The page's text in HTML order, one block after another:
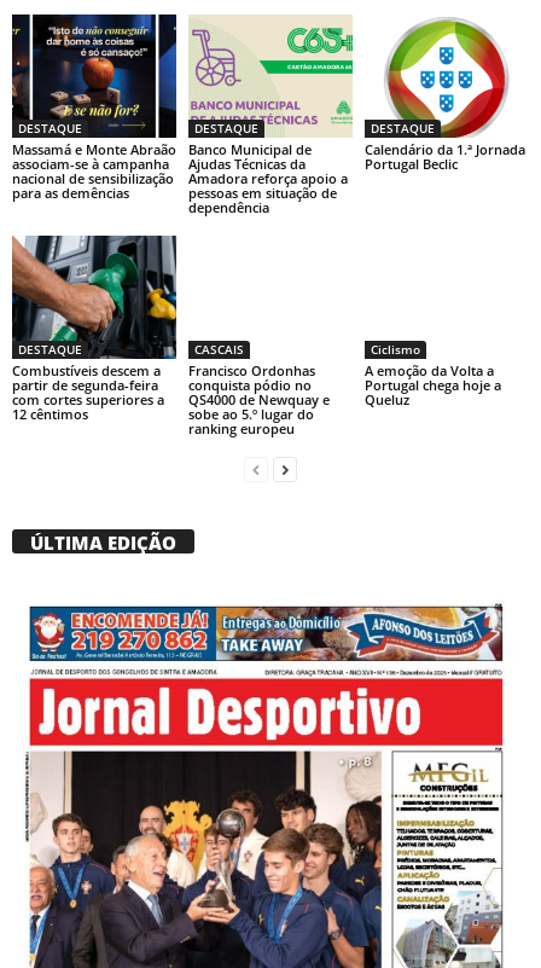
DESTAQUE
Massamá e Monte Abraão
associam-se à campanha
nacional de sensibilização
para as demências
DESTAQUE
Banco Municipal de
Ajudas Técnicas da
Amadora reforça apoio a
pessoas em situação de
dependência
DESTAQUE
Calendário da 1.ª Jornada
Portugal Beclic
DESTAQUE
Combustíveis descem a
partir de segunda-feira
com cortes superiores a
12 cêntimos
CASCAIS
Francisco Ordonhas
conquista pódio no
QS4000 de Newquay e
sobe ao 5.º lugar do
ranking europeu
Ciclismo
A emoção da Volta a
Portugal chega hoje a
Queluz
ÚLTIMA EDIÇÃO